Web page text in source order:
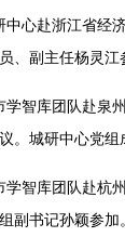
中心赴浙江省经
、副主任杨灵江
学智库团队赴泉
。城研中心党组
学智库团队赴杭
副书记孙颖参加